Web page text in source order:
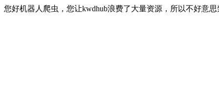
您好机器人爬虫，您让kwdhub浪费了大量资源，所以不好意